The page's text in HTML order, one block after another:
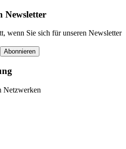
Newsletter
wenn Sie sich für unseren Newsletter
Abonnieren
Netzwerken